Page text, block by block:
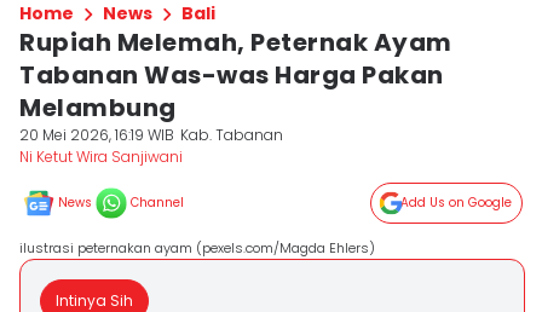
Home News Bali
Rupiah Melemah, Peternak Ayam
Tabanan Was-was Harga Pakan
Melambung
20 Mei 2026, 16:19 WIB Kab. Tabanan
Ni Ketut Wira Sanjiwani
News Channel Add Us on Google
ilustrasi peternakan ayam (pexels.com/Magda Ehlers)
Intinya Sih